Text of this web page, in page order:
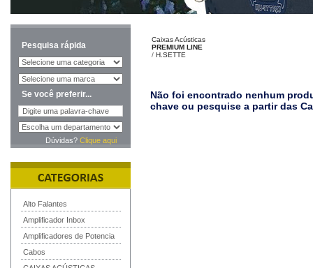
Pesquisa rápida
Se você preferir...
Dúvidas? Clique aqui
Alto Falantes
Amplificador Inbox
Amplificadores de Potencia
Cabos
Caixas Acústicas
PREMIUM LINE
/ H.SETTE
Não foi encontrado nenhum
chave ou pesquise a partir das